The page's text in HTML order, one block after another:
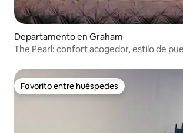
Departamento en Graham
The Pearl: confort acogedor, estilo de
Favorito entre huéspedes
Favorito entre huéspedes